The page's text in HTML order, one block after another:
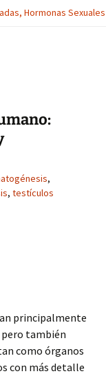
Hormonas
,
, testículos
principalmente
pero también
como órganos
con más detalle